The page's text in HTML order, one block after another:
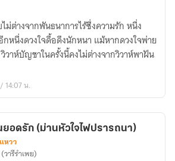
ม่ต่างจากพันธนาการไร้ซึ่งความรัก หนึ่ง
กหนึ่งดวงใจดื้อดึงนักหนา แม้หากดวงใจพ่าย
วาห์บัญชาในครั้งนี้คงไม่ต่างจากวิวาห์พาฝัน
14:07 น.
ยอดรัก (ม่านหัวใจไฟปรารถนา)
หวว
ารีรำเพย)